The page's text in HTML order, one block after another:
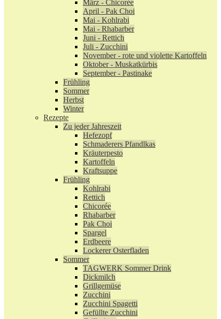
März - Chicorée
April - Pak Choi
Mai - Kohlrabi
Mai - Rhabarber
Juni - Rettich
Juli - Zucchini
November - rote und violette Kartoffeln
Oktober - Muskatkürbis
September - Pastinake
Frühling
Sommer
Herbst
Winter
Rezepte
Zu jeder Jahreszeit
Hefezopf
Schmaderers Pfandlkas
Kräuterpesto
Kartoffeln
Kraftsuppe
Frühling
Kohlrabi
Rettich
Chicorée
Rhabarber
Pak Choi
Spargel
Erdbeere
Lockerer Osterfladen
Sommer
TAGWERK Sommer Drink
Dickmilch
Grillgemüse
Zucchini
Zucchini Spagetti
Gefüllte Zucchini